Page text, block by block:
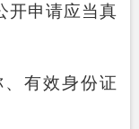
开申请应当真
有效身份证